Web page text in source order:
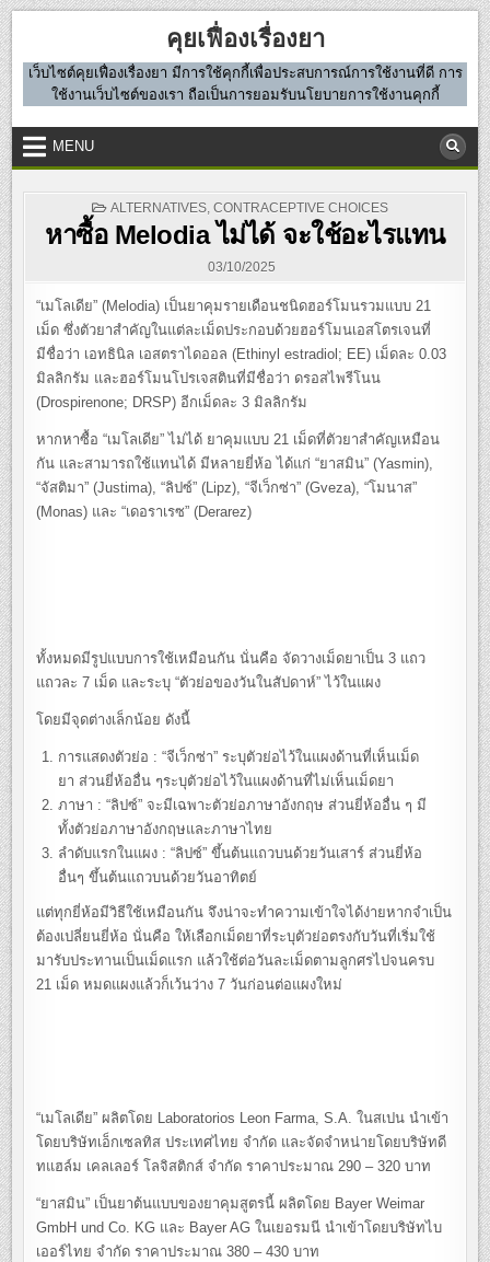
Skip
to
content
คุยเฟื่องเรื่องยา
เว็บไซต์คุยเฟื่องเรื่องยา มีการใช้คุกกี้เพื่อประสบการณ์การใช้งานที่ดี การ
ใช้งานเว็บไซต์ของเรา ถือเป็นการยอมรับนโยบายการใช้งานคุกกี้
MENU
POSTED
ALTERNATIVES, CONTRACEPTIVE CHOICES
หาซื้อ Melodia ไม่ได้ จะใช้อะไรแทน
03/10/2025
“เมโลเดีย” (Melodia) เป็นยาคุมรายเดือนชนิดฮอร์โมนรวมแบบ 21
เม็ด ซึ่งตัวยาสำคัญในแต่ละเม็ดประกอบด้วยฮอร์โมนเอสโตรเจนที่
มีชื่อว่า เอทธินิล เอสตราไดออล (Ethinyl estradiol; EE) เม็ดละ 0.03
มิลลิกรัม และฮอร์โมนโปรเจสตินที่มีชื่อว่า ดรอสไพรีโนน
(Drospirenone; DRSP) อีกเม็ดละ 3 มิลลิกรัม
หากหาซื้อ “เมโลเดีย” ไม่ได้ ยาคุมแบบ 21 เม็ดที่ตัวยาสำคัญเหมือน
กัน และสามารถใช้แทนได้ มีหลายยี่ห้อ ได้แก่ “ยาสมิน” (Yasmin),
“จัสติมา” (Justima), “ลิปซ์” (Lipz), “จีเว็กซ่า” (Gveza), “โมนาส”
(Monas) และ “เดอราเรซ” (Derarez)
ทั้งหมดมีรูปแบบการใช้เหมือนกัน นั่นคือ จัดวางเม็ดยาเป็น 3 แถว
แถวละ 7 เม็ด และระบุ “ตัวย่อของวันในสัปดาห์” ไว้ในแผง
โดยมีจุดต่างเล็กน้อย ดังนี้
การแสดงตัวย่อ : “จีเว็กซ่า” ระบุตัวย่อไว้ในแผงด้านที่เห็นเม็ด
ยา ส่วนยี่ห้ออื่น ๆระบุตัวย่อไว้ในแผงด้านที่ไม่เห็นเม็ดยา
ภาษา : “ลิปซ์” จะมีเฉพาะตัวย่อภาษาอังกฤษ ส่วนยี่ห้ออื่น ๆ มี
ทั้งตัวย่อภาษาอังกฤษและภาษาไทย
ลำดับแรกในแผง : “ลิปซ์” ขึ้นต้นแถวบนด้วยวันเสาร์ ส่วนยี่ห้อ
อื่นๆ ขึ้นต้นแถวบนด้วยวันอาทิตย์
แต่ทุกยี่ห้อมีวิธีใช้เหมือนกัน จึงน่าจะทำความเข้าใจได้ง่ายหากจำเป็น
ต้องเปลี่ยนยี่ห้อ นั่นคือ ให้เลือกเม็ดยาที่ระบุตัวย่อตรงกับวันที่เริ่มใช้
มารับประทานเป็นเม็ดแรก แล้วใช้ต่อวันละเม็ดตามลูกศรไปจนครบ
21 เม็ด หมดแผงแล้วก็เว้นว่าง 7 วันก่อนต่อแผงใหม่
“เมโลเดีย” ผลิตโดย Laboratorios Leon Farma, S.A. ในสเปน นำเข้า
โดยบริษัทเอ็กเซลทิส ประเทศไทย จำกัด และจัดจำหน่ายโดยบริษัทดี
ทแฮล์ม เคลเลอร์ โลจิสติกส์ จำกัด ราคาประมาณ 290 – 320 บาท
“ยาสมิน” เป็นยาต้นแบบของยาคุมสูตรนี้ ผลิตโดย Bayer Weimar
GmbH und Co. KG และ Bayer AG ในเยอรมนี นำเข้าโดยบริษัทไบ
เออร์ไทย จำกัด ราคาประมาณ 380 – 430 บาท